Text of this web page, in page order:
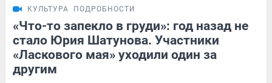
КУЛЬТУРА ПОДРОБНОСТИ
«Что-то запекло в груди»: год назад не
стало Юрия Шатунова. Участники
«Ласкового мая» уходили один за
другим